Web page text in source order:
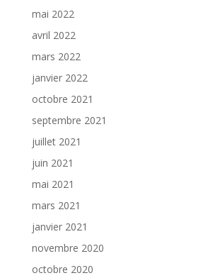
mai 2022
avril 2022
mars 2022
janvier 2022
octobre 2021
septembre 2021
juillet 2021
juin 2021
mai 2021
mars 2021
janvier 2021
novembre 2020
octobre 2020